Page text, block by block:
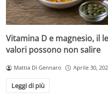
Vitamina D e magnesio, il
valori possono non salire
Mattia Di Gennaro Aprile 30,
Leggi di più